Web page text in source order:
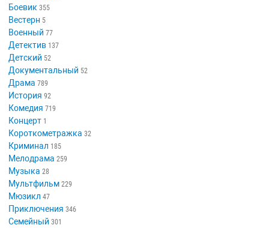
Боевик 355
Вестерн 5
Военный 77
Детектив 137
Детский 52
Документальный 52
Драма 789
История 92
Комедия 719
Концерт 1
Короткометражка 32
Криминал 185
Мелодрама 259
Музыка 28
Мультфильм 229
Мюзикл 47
Приключения 346
Семейный 301